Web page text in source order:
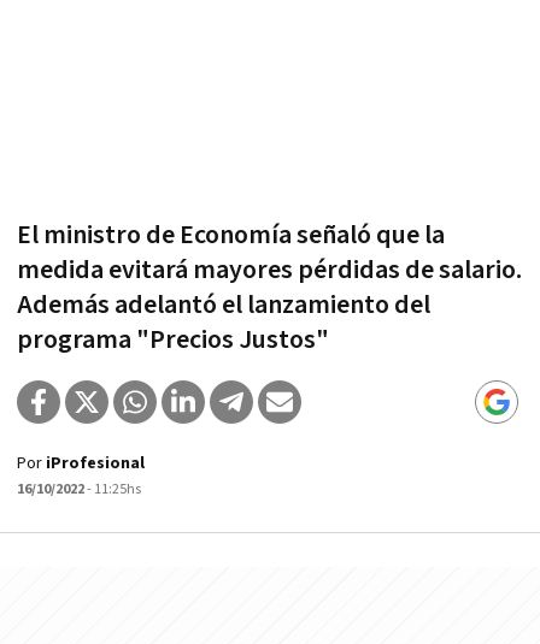
El ministro de Economía señaló que la
medida evitará mayores pérdidas de salario.
Además adelantó el lanzamiento del
programa "Precios Justos"
Por iProfesional
16/10/2022- 11:25hs